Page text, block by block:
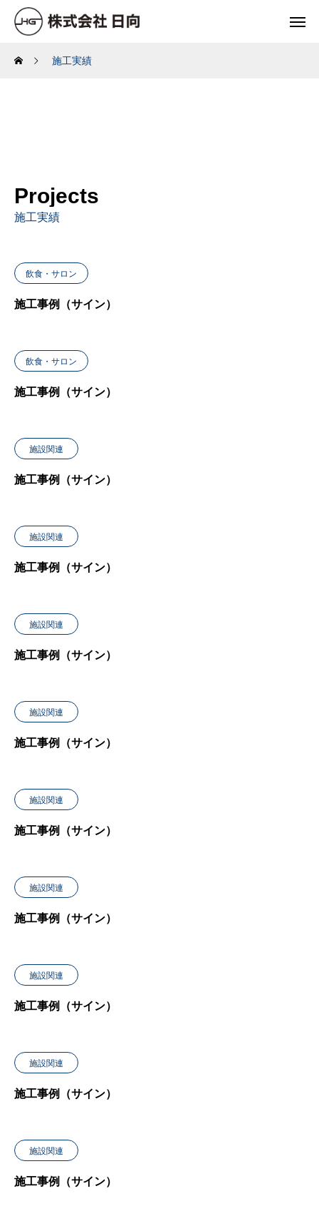
施工実績
Projects
施工実績
飲食・サロン
施工事例（サイン）
飲食・サロン
施工事例（サイン）
施設関連
施工事例（サイン）
施設関連
施工事例（サイン）
施設関連
施工事例（サイン）
施設関連
施工事例（サイン）
施設関連
施工事例（サイン）
施設関連
施工事例（サイン）
施設関連
施工事例（サイン）
施設関連
施工事例（サイン）
施設関連
施工事例（サイン）